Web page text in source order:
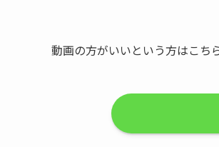
動画の方がいいという方はこち